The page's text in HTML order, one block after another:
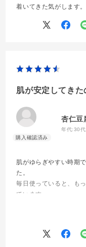
着いてきた気がします。
肌が安定してき
杏仁豆
年代:30代
肌がゆらぎやすい時期
た。
毎日使っていると、も
ています。
肌のくすみやハリも改